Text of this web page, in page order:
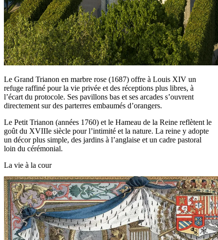
Le Grand Trianon en marbre rose (1687) offre à Louis XIV un
refuge raffiné pour la vie privée et des réceptions plus libres, à
l’écart du protocole. Ses pavillons bas et ses arcades s’ouvrent
directement sur des parterres embaumés d’orangers.
Le Petit Trianon (années 1760) et le Hameau de la Reine reflètent le
goût du XVIIIe siècle pour l’intimité et la nature. La reine y adopte
un décor plus simple, des jardins à l’anglaise et un cadre pastoral
loin du cérémonial.
La vie à la cour